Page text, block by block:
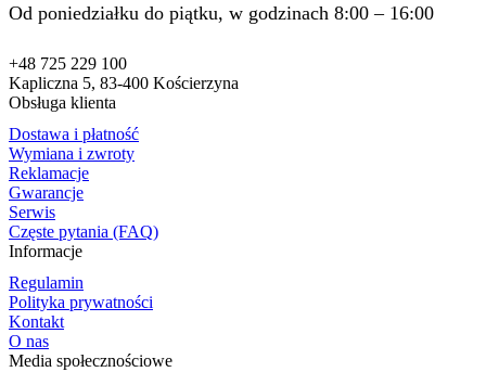
Od poniedziałku do piątku, w godzinach 8:00 – 16:00
+48 725 229 100
Kapliczna 5, 83-400 Kościerzyna
Obsługa klienta
Dostawa i płatność
Wymiana i zwroty
Reklamacje
Gwarancje
Serwis
Częste pytania (FAQ)
Informacje
Regulamin
Polityka prywatności
Kontakt
O nas
Media społecznościowe